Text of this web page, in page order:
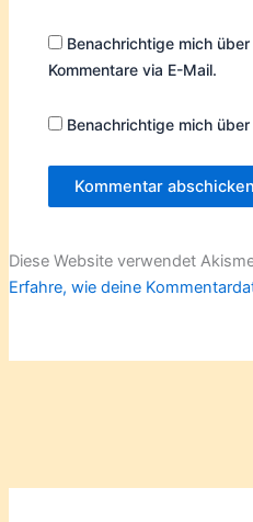
Benachrichtige mich
Kommentare via E-Mail.
Benachrichtige mich
Diese Website verwendet
Erfahre, wie deine